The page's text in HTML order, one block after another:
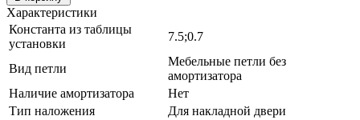
Характеристики
Константа из таблицы
установки
7.5;0.7
Вид петли
Мебельные петли без
амортизатора
Наличие амортизатора
Нет
Тип наложения
Для накладной двери